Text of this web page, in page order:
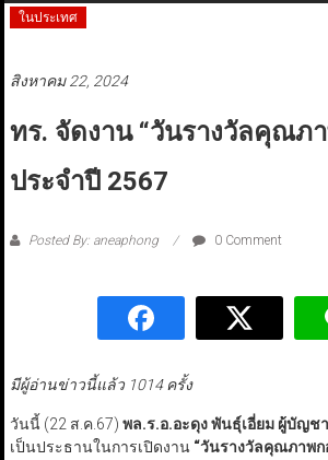
ในประเทศ
สิงหาคม 22, 2024
ทร. จัดงาน “วันรางวัลคุณภ
ประจำปี 2567
Posted By: aneaphong 0 Comment
มีผู้อ่านข่าวนี้แล้ว 1014 ครั้ง
วันนี้ (22 ส.ค.67) พล.ร.อ.อะดุง พันธุ์เอี่ยม ผู้บัญช
เป็นประธานในการเปิดงาน “วันรางวัลคุณภาพก